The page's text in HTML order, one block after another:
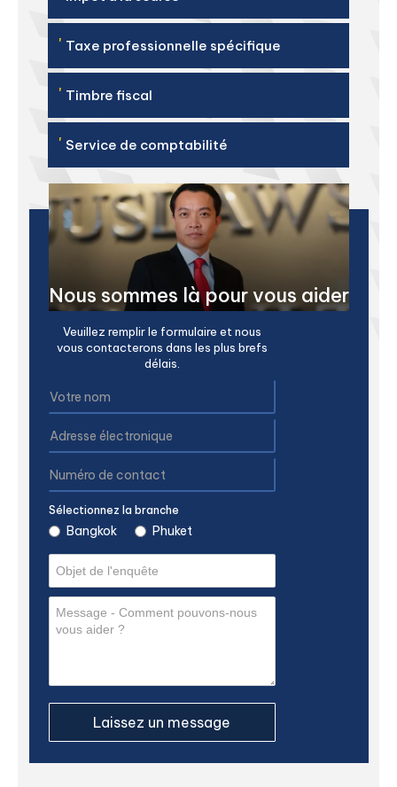
' Taxe professionnelle spécifique
' Timbre fiscal
' Service de comptabilité
Nous sommes là pour vous aider
Veuillez remplir le formulaire et nous
vous contacterons dans les plus brefs
délais.
Sélectionnez la branche
Bangkok Phuket